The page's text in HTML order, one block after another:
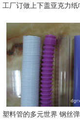
工厂订做上下盖亚克力
塑料管的多元世界 钢丝